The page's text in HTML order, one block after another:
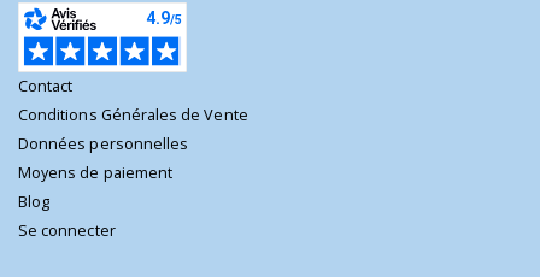
Contact
Conditions Générales de Vente
Données personnelles
Moyens de paiement
Blog
Se connecter